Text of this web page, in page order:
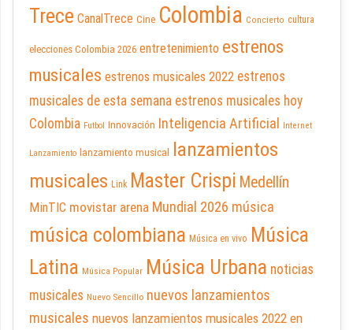
Trece CanalTrece Cine Colombia Concierto cultura
elecciones Colombia 2026 entretenimiento estrenos
musicales estrenos musicales 2022 estrenos
musicales de esta semana estrenos musicales hoy
Colombia Futbol Innovación Inteligencia Artificial Internet
Lanzamiento lanzamiento musical
lanzamientos
musicales Link Master Crispi Medellín
MinTIC movistar arena Mundial 2026 música
música colombiana Música en vivo Música
Latina Música Popular Música Urbana noticias
musicales Nuevo Sencillo nuevos lanzamientos
musicales nuevos lanzamientos musicales 2022 en